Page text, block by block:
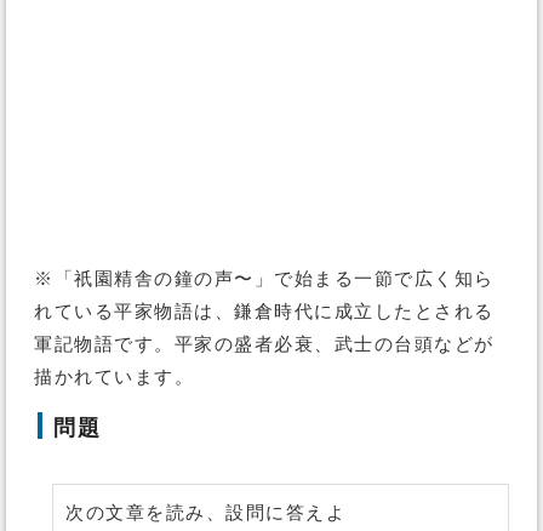
※「祇園精舎の鐘の声〜」で始まる一節で広く知ら
れている平家物語は、鎌倉時代に成立したとされる
軍記物語です。平家の盛者必衰、武士の台頭などが
描かれています。
問題
次の文章を読み、設問に答えよ